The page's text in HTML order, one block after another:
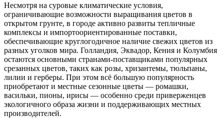
Несмотря на суровые климатические условия,
ограничивающие возможности выращивания цветов в
открытом грунте, в городе активно развиты тепличные
комплексы и импортоориентированные поставки,
обеспечивающие круглогодичное наличие свежих цветов из
разных уголков мира. Голландия, Эквадор, Кения и Колумбия
остаются основными странами-поставщиками популярных
срезанных цветов, таких как розы, хризантемы, тюльпаны,
лилии и герберы. При этом всё большую популярность
приобретают и местные сезонные цветы — ромашки,
васильки, пионы, ирисы — особенно среди приверженцев
экологичного образа жизни и поддерживающих местных
производителей.